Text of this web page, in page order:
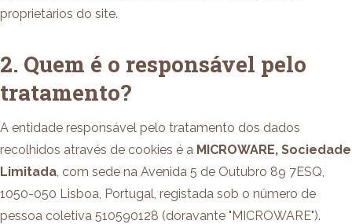
proprietários do site.
2. Quem é o responsável pelo
tratamento?
A entidade responsável pelo tratamento dos dados
recolhidos através de cookies é a MICROWARE, Sociedade
Limitada , com sede na Avenida 5 de Outubro 89 7ESQ,
1050-050 Lisboa, Portugal, registada sob o número de
pessoa coletiva 510590128 (doravante "MICROWARE").